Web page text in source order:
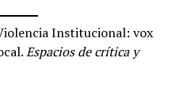
Institucional: vox
Espacios de crítica y